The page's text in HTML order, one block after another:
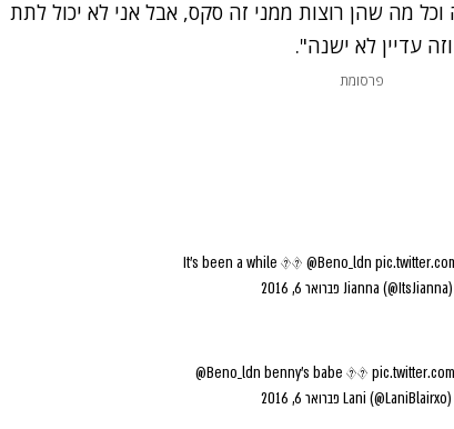
מה שהן רוצות ממני זה סקס, אבל אני לא יכול לתת
עדיין לא ישנה".
פרסומת
It's been a while �� @Beno_ldn
פברואר 6, 2016
@Beno_ldn benny's babe ��
פברואר 6, 2016